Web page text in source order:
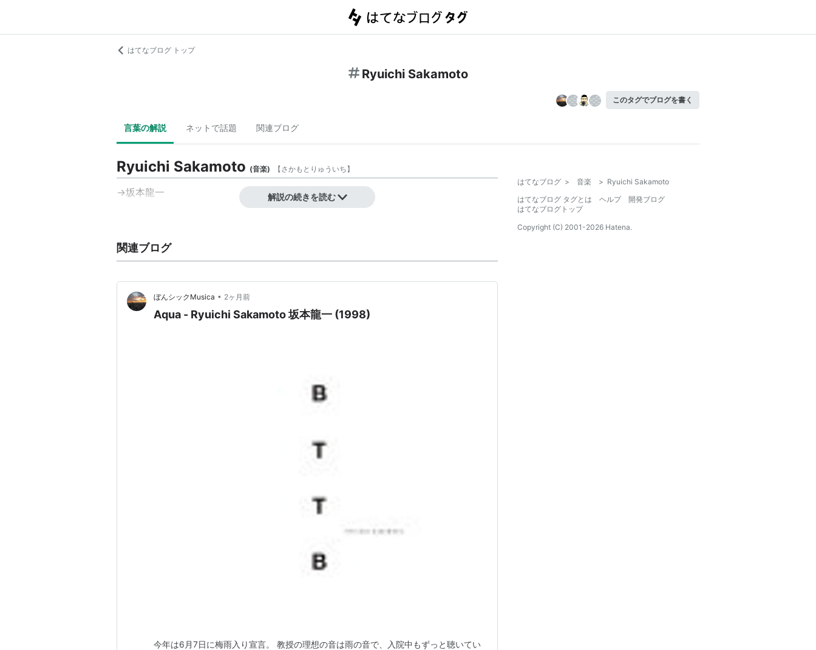
はてなブログ トップ
Ryuichi Sakamoto
このタグでブログを書く
言葉の解説 ネットで話題 関連ブログ
Ryuichi Sakamoto (音楽) 【さかもとりゅういち】
→坂本龍一 解説の続きを読む
関連ブログ
ぼんシックMusica • 2ヶ月前
Aqua - Ryuichi Sakamoto 坂本龍一 (1998)
今年は6月7日に梅雨入り宣言。 教授の理想の音は雨の音で、入院中もずっと聴いてい
はてなブログ > 音楽 > Ryuichi Sakamoto
はてなブログ タグとは
ヘルプ
開発ブログ
はてなブログトップ
Copyright (C) 2001-2026 Hatena.